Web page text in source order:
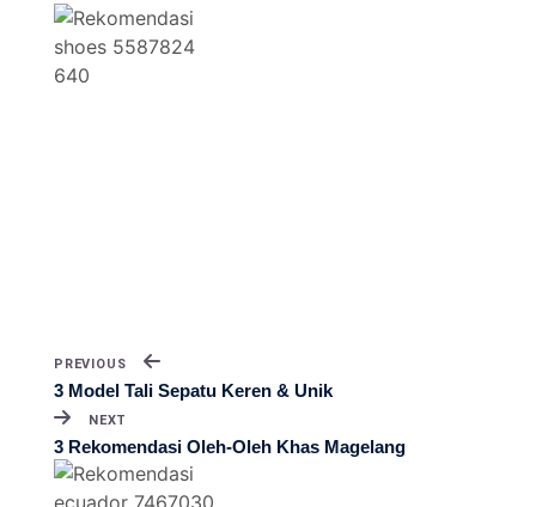
PREVIOUS
3 Model Tali Sepatu Keren & Unik
NEXT
3 Rekomendasi Oleh-Oleh Khas Magelang